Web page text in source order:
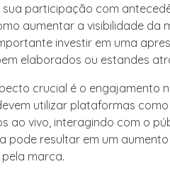
sua participação com
aumentar a visibilidade da
investir em uma
elaborados ou estandes
crucial é o engajamento
utilizar plataformas
ao vivo, interagindo com o
pode resultar em um
marca.